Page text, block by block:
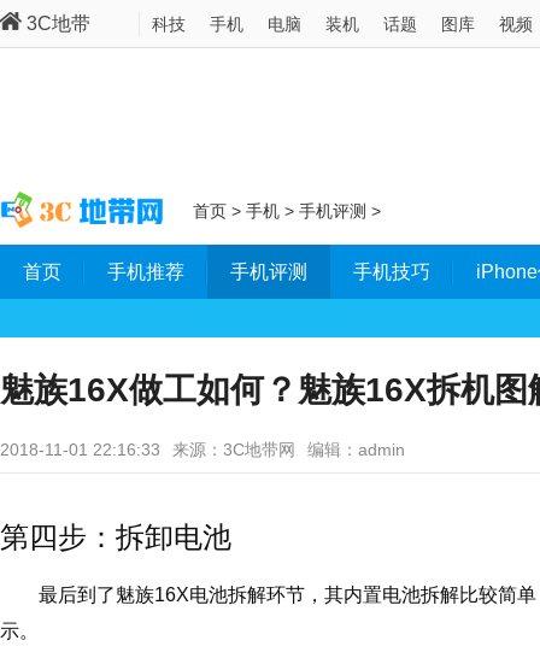
3C地带 科技 手机 电脑 装机 话题 图库 视频
首页 > 手机 > 手机评测 >
首页 手机推荐 手机评测 手机技巧
魅族16X做工如何？魅族16X拆机图
2018-11-01 22:16:33 来源：3C地带网 编辑：admin
第四步：拆卸电池
最后到了魅族16X电池拆解环节，其内置电池拆解比较简
示。